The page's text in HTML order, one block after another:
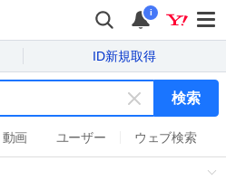
i
ID新規取得
キ
ー
ワ
検索
動画 ユーザー ウェブ検索